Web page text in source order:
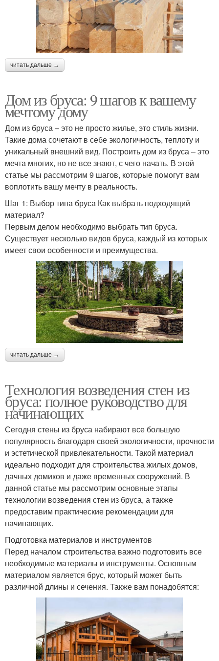
читать дальше →
Дом из бруса: 9 шагов к вашему
мечтому дому
Дом из бруса – это не просто жилье, это стиль жизни.
Такие дома сочетают в себе экологичность, теплоту и
уникальный внешний вид. Построить дом из бруса – это
мечта многих, но не все знают, с чего начать. В этой
статье мы рассмотрим 9 шагов, которые помогут вам
воплотить вашу мечту в реальность.
Шаг 1: Выбор типа бруса Как выбрать подходящий
материал?
Первым делом необходимо выбрать тип бруса.
Существует несколько видов бруса, каждый из которых
имеет свои особенности и преимущества.
читать дальше →
Технология возведения стен из
бруса: полное руководство для
начинающих
Сегодня стены из бруса набирают все большую
популярность благодаря своей экологичности, прочности
и эстетической привлекательности. Такой материал
идеально подходит для строительства жилых домов,
дачных домиков и даже временных сооружений. В
данной статье мы рассмотрим основные этапы
технологии возведения стен из бруса, а также
предоставим практические рекомендации для
начинающих.
Подготовка материалов и инструментов
Перед началом строительства важно подготовить все
необходимые материалы и инструменты. Основным
материалом является брус, который может быть
различной длины и сечения. Также вам понадобятся: